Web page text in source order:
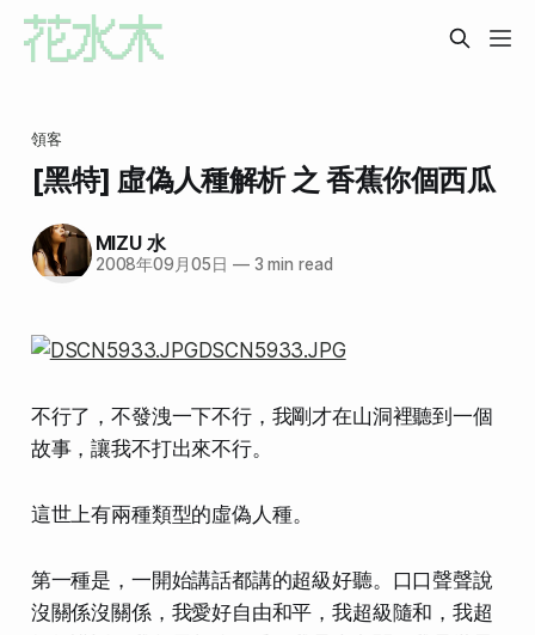
領客
[黑特] 虛偽人種解析 之 香蕉你個西瓜
MIZU 水
2008年09月05日 —3 min read
不行了，不發洩一下不行，我剛才在山洞裡聽到一個
故事，讓我不打出來不行。
這世上有兩種類型的虛偽人種。
第一種是，一開始講話都講的超級好聽。口口聲聲說
沒關係沒關係，我愛好自由和平，我超級隨和，我超